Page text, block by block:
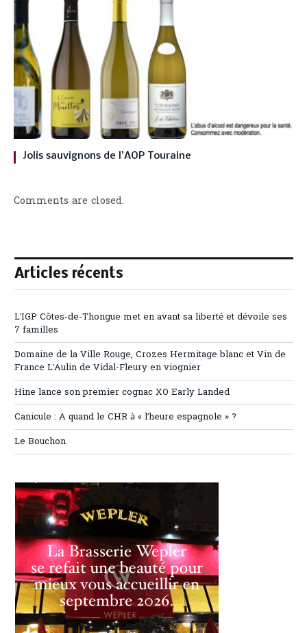
Jolis sauvignons de l’AOP Touraine
Comments are closed.
Articles récents
L’IGP Côtes-de-Thongue met en avant sa liberté et dévoile ses
7 familles
Domaine de la Ville Rouge, Crozes Hermitage blanc et Vin de
France L’Aulin de Vidal-Fleury en viognier
Hine lance son premier cognac XO Early Landed
Canicule : A quand le CHR à « l’heure espagnole » ?
Le Bouchon